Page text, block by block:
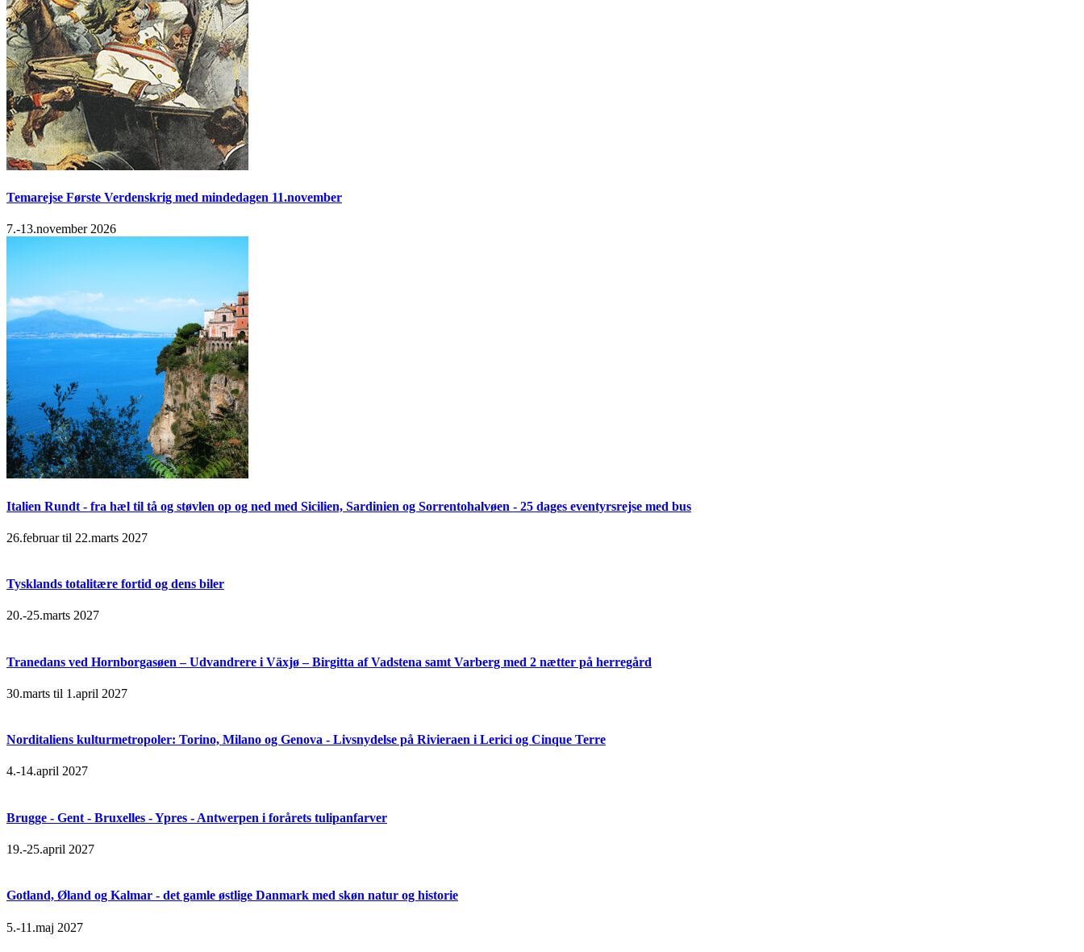
Temarejse Første Verdenskrig med mindedagen 11.november
7.-13.november 2026
Italien Rundt - fra hæl til tå og støvlen op og ned med Sicilien, Sardinien og Sorrentohalvøen - 25 dages eventyrsrejse med bus
26.februar til 22.marts 2027
Tysklands totalitære fortid og dens biler
20.-25.marts 2027
Tranedans ved Hornborgasøen – Udvandrere i Växjø – Birgitta af Vadstena samt Varberg med 2 nætter på herregård
30.marts til 1.april 2027
Norditaliens kulturmetropoler: Torino, Milano og Genova - Livsnydelse på Rivieraen i Lerici og Cinque Terre
4.-14.april 2027
Brugge - Gent - Bruxelles - Ypres - Antwerpen i forårets tulipanfarver
19.-25.april 2027
Gotland, Øland og Kalmar - det gamle østlige Danmark med skøn natur og historie
5.-11.maj 2027